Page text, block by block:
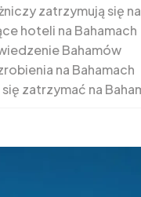
zatrzymują się
hoteli na Bahamach
Bahamów
na Bahamach
zatrzymać na